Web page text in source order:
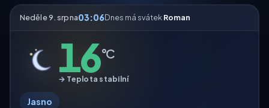
Neděle 9. srpna03:06Dnes má svátekRoman
16°C
→ Teplota stabilní
Jasno